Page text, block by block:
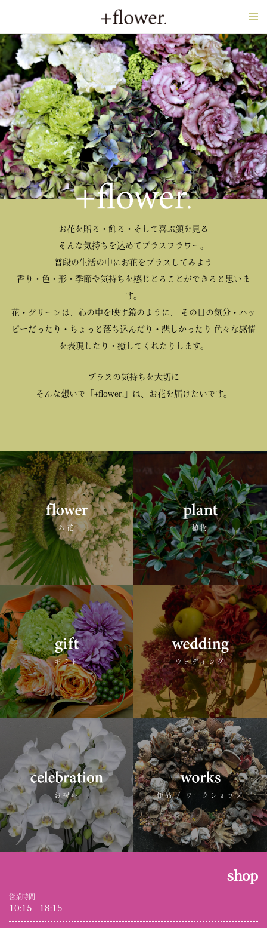
お花を贈る・飾る・そして喜ぶ顔を見る
そんな気持ちを込めてプラスフラワー。
普段の生活の中にお花をプラスしてみよう
香り・色・形・季節や気持ちを感じとることができると思いま
す。
花・グリーンは、心の中を映す鏡のように、
その日の気分・ハッ
ピーだったり・ちょっと落ち込んだり・悲しかったり 色々な感情
を表現したり・癒してくれたりします。
プラスの気持ちを大切に
そんな想いで「+flower.」は、お花を届けたいです。
お花 植物
ギフト ウェディング
お祝い 作品 / ワークショップ
shop
営業時間
10:15 - 18:15